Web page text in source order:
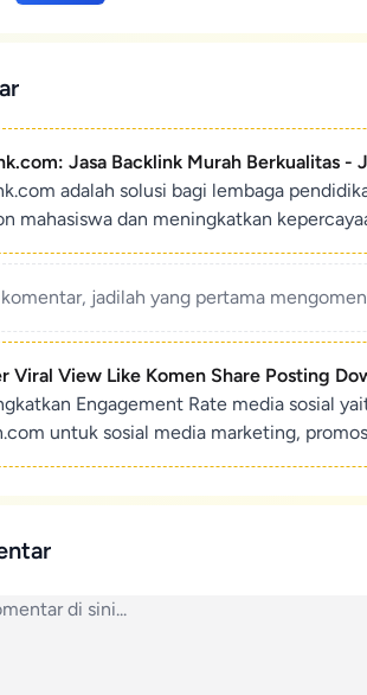
Jasa Backlink Murah Berkualitas -
adalah solusi bagi lembaga
mahasiswa dan meningkatkan
jadilah yang pertama
Viral View Like Komen Share Posting
Engagement Rate media sosial
untuk sosial media marketing,